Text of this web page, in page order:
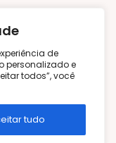
de
personalizado e
todos”, você
tudo